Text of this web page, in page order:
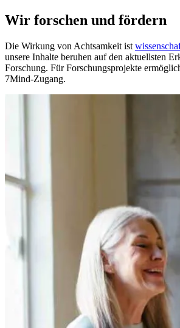
Wir forschen und fördern
Die Wirkung von Achtsamkeit ist
unsere Inhalte beruhen auf den aktuellsten
Forschung. Für Forschungsprojekte
7Mind-Zugang.